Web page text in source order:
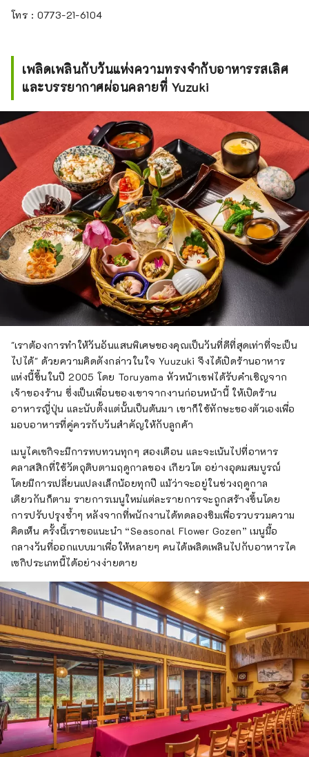
โทร : 0773-21-6104
เพลิดเพลินกับวันแห่งความทรงจำกับอาหารรสเลิศ
และบรรยากาศผ่อนคลายที่ Yuzuki
"เราต้องการทำให้วันอันแสนพิเศษของคุณเป็นวันที่ดีที่สุดเท่าที่จะเป็น
ไปได้" ด้วยความคิดดังกล่าวในใจ Yuuzuki จึงได้เปิดร้านอาหาร
แห่งนี้ขึ้นในปี 2005 โดย Toruyama หัวหน้าเชฟได้รับคำเชิญจาก
เจ้าของร้าน ซึ่งเป็นเพื่อนของเขาจากงานก่อนหน้านี้ ให้เปิดร้าน
อาหารญี่ปุ่น และนับตั้งแต่นั้นเป็นต้นมา เขาก็ใช้ทักษะของตัวเองเพื่อ
มอบอาหารที่คู่ควรกับวันสำคัญให้กับลูกค้า
เมนูไคเซกิจะมีการทบทวนทุกๆ สองเดือน และจะเน้นไปที่อาหาร
คลาสสิกที่ใช้วัตถุดิบตามฤดูกาลของ เกียวโต อย่างอุดมสมบูรณ์
โดยมีการเปลี่ยนแปลงเล็กน้อยทุกปี แม้ว่าจะอยู่ในช่วงฤดูกาล
เดียวกันก็ตาม รายการเมนูใหม่แต่ละรายการจะถูกสร้างขึ้นโดย
การปรับปรุงซ้ำๆ หลังจากที่พนักงานได้ทดลองชิมเพื่อรวบรวมความ
คิดเห็น ครั้งนี้เราขอแนะนำ “Seasonal Flower Gozen” เมนูมื้อ
กลางวันที่ออกแบบมาเพื่อให้หลายๆ คนได้เพลิดเพลินไปกับอาหารไค
เซกิประเภทนี้ได้อย่างง่ายดาย